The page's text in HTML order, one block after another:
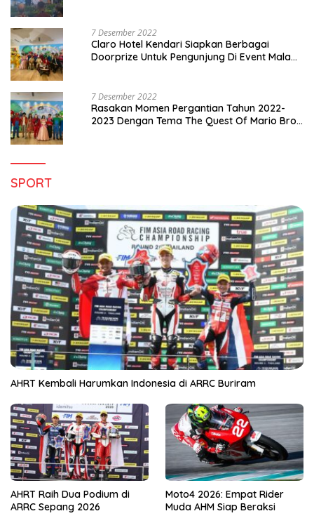
7 Desember 2022
Claro Hotel Kendari Siapkan Berbagai
Doorprize Untuk Pengunjung Di Event Malam
7 Desember 2022
Rasakan Momen Pergantian Tahun 2022-
2023 Dengan Tema The Quest Of Mario Bros
SPORT
AHRT Kembali Harumkan Indonesia di ARRC Buriram
AHRT Raih Dua Podium di
ARRC Sepang 2026
Moto4 2026: Empat Rider
Muda AHM Siap Beraksi